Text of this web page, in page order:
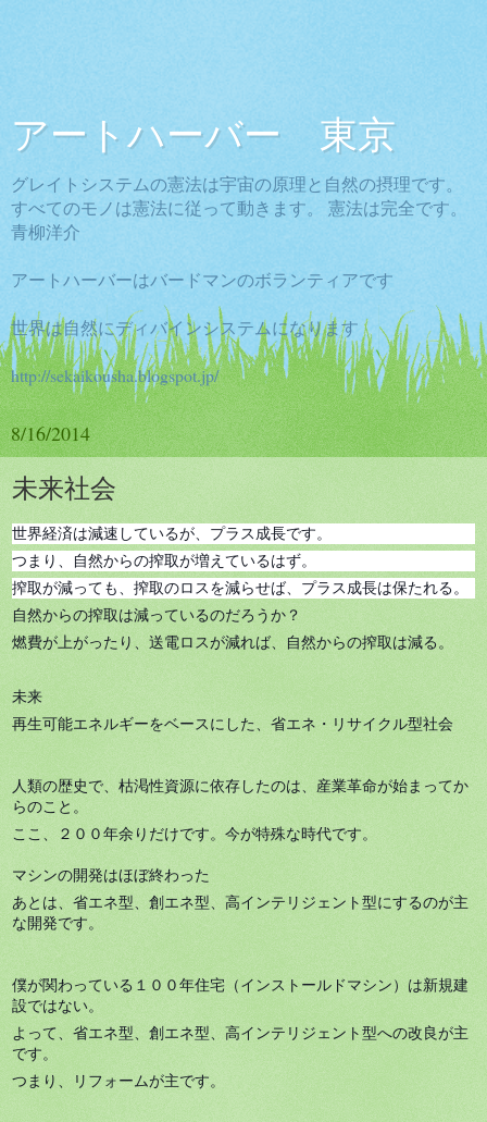
アートハーバー 東京
グレイトシステムの憲法は宇宙の原理と自然の摂理です。
すべてのモノは憲法に従って動きます。 憲法は完全です。
青柳洋介
アートハーバーはバードマンのボランティアです
世界は自然にディバインシステムになります
http://sekaikousha.blogspot.jp/
8/16/2014
未来社会
世界経済は減速しているが、プラス成長です。
つまり、自然からの搾取が増えているはず。
搾取が減っても、搾取のロスを減らせば、プラス成長は保たれる。
自然からの搾取は減っているのだろうか？
燃費が上がったり、送電ロスが減れば、自然からの搾取は減る。
未来
再生可能エネルギーをベースにした、省エネ・リサイクル型社会
人類の歴史で、枯渇性資源に依存したのは、産業革命が始まってか
らのこと。
ここ、２００年余りだけです。今が特殊な時代です。
マシンの開発はほぼ終わった
あとは、省エネ型、創エネ型、高インテリジェント型にするのが主
な開発です。
僕が関わっている１００年住宅（インストールドマシン）は新規建
設ではない。
よって、省エネ型、創エネ型、高インテリジェント型への改良が主
です。
つまり、リフォームが主です。